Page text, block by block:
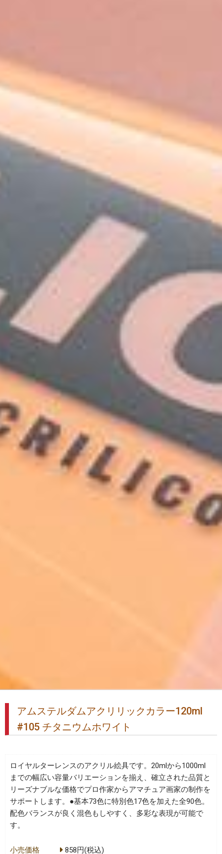
アムステルダムアクリリックカラー120ml
#105 チタニウムホワイト
ロイヤルターレンスのアクリル絵具です。20mlから1000ml
までの幅広い容量バリエーションを揃え、確立された品質と
リーズナブルな価格でプロ作家からアマチュア画家の制作を
サポートします。●基本73色に特別色17色を加えた全90色。
配色バランスが良く混色もしやすく、多彩な表現が可能で
す。
小売価格 858円(税込)